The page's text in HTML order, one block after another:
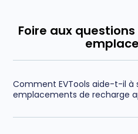
Foire aux
Comment EVTools aide-t-il à
emplacements de recharge